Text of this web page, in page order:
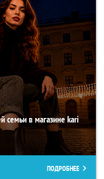
семьи в магазине kari
ПОДРОБНЕЕ